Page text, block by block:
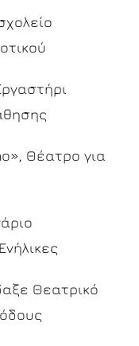
Θέατρο για
Θεατρικό